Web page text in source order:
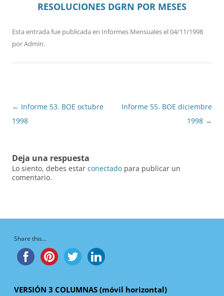
RESOLUCIONES DGRN POR MESES
Esta entrada fue publicada en Informes Mensualesel04/11/1998
porAdmin.
Navegación
de
← Informe 53. BOE octubre
1998
Informe 55. BOE diciembre
1998 →
Deja una respuesta
Lo siento, debes estar conectado para publicar un
comentario.
Share this...
VERSIÓN 3 COLUMNAS (móvil horizontal)